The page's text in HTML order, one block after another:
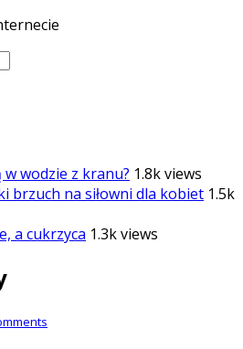
wodzie z kranu? 1.8k views
brzuch na siłowni dla kobiet 1.5k
a cukrzyca 1.3k views